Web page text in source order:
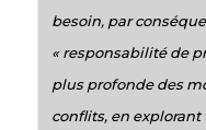
besoin, par
« responsabilité de
plus profonde des
conflits, en